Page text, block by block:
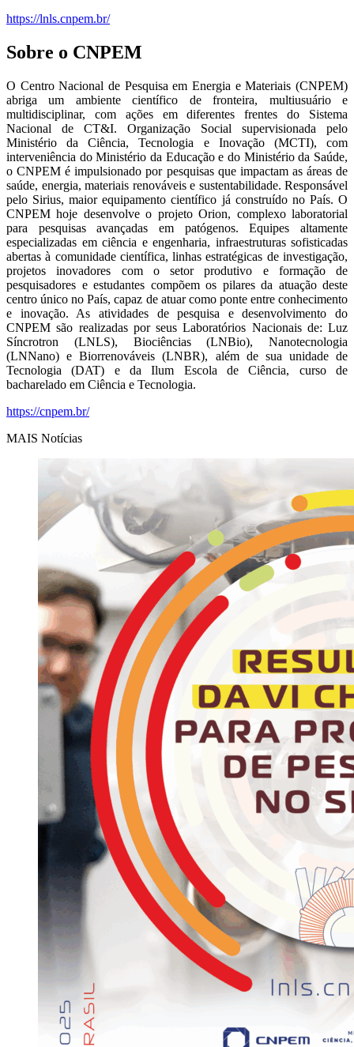
https://lnls.cnpem.br/
Sobre o CNPEM
O Centro Nacional de Pesquisa em Energia e Materiais (CNPEM)
abriga um ambiente científico de fronteira, multiusuário e
multidisciplinar, com ações em diferentes frentes do Sistema
Nacional de CT&I. Organização Social supervisionada pelo
Ministério da Ciência, Tecnologia e Inovação (MCTI), com
interveniência do Ministério da Educação e do Ministério da Saúde,
o CNPEM é impulsionado por pesquisas que impactam as áreas de
saúde, energia, materiais renováveis e sustentabilidade. Responsável
pelo Sirius, maior equipamento científico já construído no País. O
CNPEM hoje desenvolve o projeto Orion, complexo laboratorial
para pesquisas avançadas em patógenos. Equipes altamente
especializadas em ciência e engenharia, infraestruturas sofisticadas
abertas à comunidade científica, linhas estratégicas de investigação,
projetos inovadores com o setor produtivo e formação de
pesquisadores e estudantes compõem os pilares da atuação deste
centro único no País, capaz de atuar como ponte entre conhecimento
e inovação. As atividades de pesquisa e desenvolvimento do
CNPEM são realizadas por seus Laboratórios Nacionais de: Luz
Síncrotron (LNLS), Biociências (LNBio), Nanotecnologia
(LNNano) e Biorrenováveis (LNBR), além de sua unidade de
Tecnologia (DAT) e da Ilum Escola de Ciência, curso de
bacharelado em Ciência e Tecnologia.
https://cnpem.br/
MAIS Notícias